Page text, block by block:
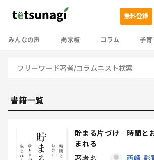
みんなの声 掲示板 コラム 子育
無料登録
書籍一覧
貯まる片づけ 時間と
まれる
著者名
西崎 彩